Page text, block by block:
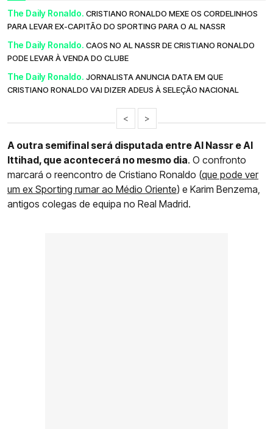
The Daily Ronaldo. CRISTIANO RONALDO MEXE OS CORDELINHOS
PARA LEVAR EX-CAPITÃO DO SPORTING PARA O AL NASSR
The Daily Ronaldo. CAOS NO AL NASSR DE CRISTIANO RONALDO
PODE LEVAR À VENDA DO CLUBE
The Daily Ronaldo. JORNALISTA ANUNCIA DATA EM QUE
CRISTIANO RONALDO VAI DIZER ADEUS À SELEÇÃO NACIONAL
< >
A outra semifinal será disputada entre Al Nassr e Al
Ittihad, que acontecerá no mesmo dia. O confronto
marcará o reencontro de Cristiano Ronaldo (que pode ver
um ex Sporting rumar ao Médio Oriente) e Karim Benzema,
antigos colegas de equipa no Real Madrid.